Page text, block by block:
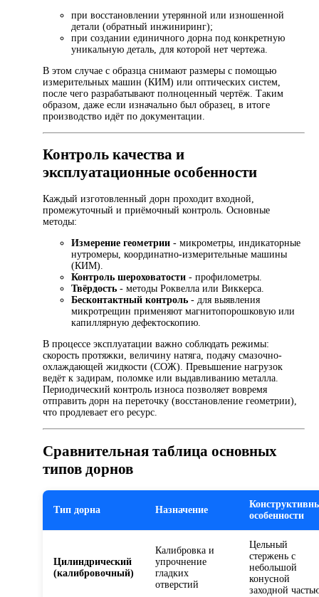
при восстановлении утерянной или изношенной
детали (обратный инжиниринг);
при создании единичного дорна под конкретную
уникальную деталь, для которой нет чертежа.
В этом случае с образца снимают размеры с помощью
измерительных машин (КИМ) или оптических систем,
после чего разрабатывают полноценный чертёж. Таким
образом, даже если изначально был образец, в итоге
производство идёт по документации.
Контроль качества и
эксплуатационные особенности
Каждый изготовленный дорн проходит входной,
промежуточный и приёмочный контроль. Основные
методы:
Измерение геометрии - микрометры, индикаторные
нутромеры, координатно-измерительные машины
(КИМ).
Контроль шероховатости - профилометры.
Твёрдость - методы Роквелла или Виккерса.
Бесконтактный контроль - для выявления
микротрещин применяют магнитопорошковую или
капиллярную дефектоскопию.
В процессе эксплуатации важно соблюдать режимы:
скорость протяжки, величину натяга, подачу смазочно-
охлаждающей жидкости (СОЖ). Превышение нагрузок
ведёт к задирам, поломке или выдавливанию металла.
Периодический контроль износа позволяет вовремя
отправить дорн на переточку (восстановление геометрии),
что продлевает его ресурс.
Сравнительная таблица основных
типов дорнов
Тип дорна Назначение
особенности
Цилиндрический
(калибровочный)
Калибровка и
упрочнение
гладких
отверстий
Цельный
стержень с
небольшой
конусной
заходной